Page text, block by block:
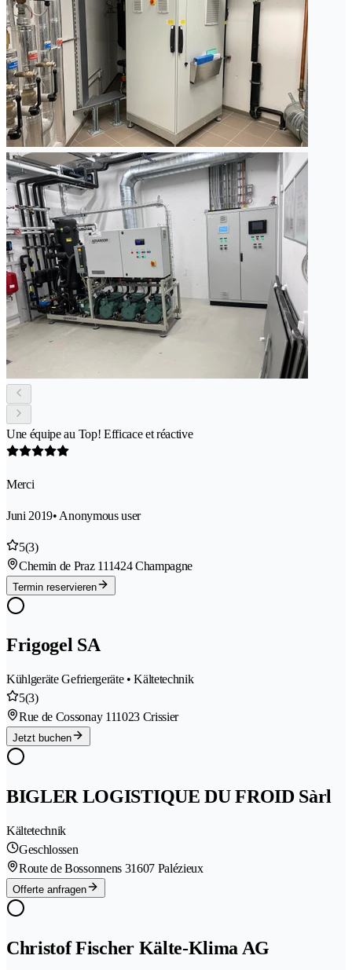
Une équipe au Top! Efficace et réactive
Merci
Juni 2019• Anonymous user
5(3)
Chemin de Praz 111424 Champagne
Termin reservieren
Frigogel SA
Kühlgeräte Gefriergeräte • Kältetechnik
5(3)
Rue de Cossonay 111023 Crissier
Jetzt buchen
BIGLER LOGISTIQUE DU FROID Sàrl
Kältetechnik
Geschlossen
Route de Bossonnens 31607 Palézieux
Offerte anfragen
Christof Fischer Kälte-Klima AG